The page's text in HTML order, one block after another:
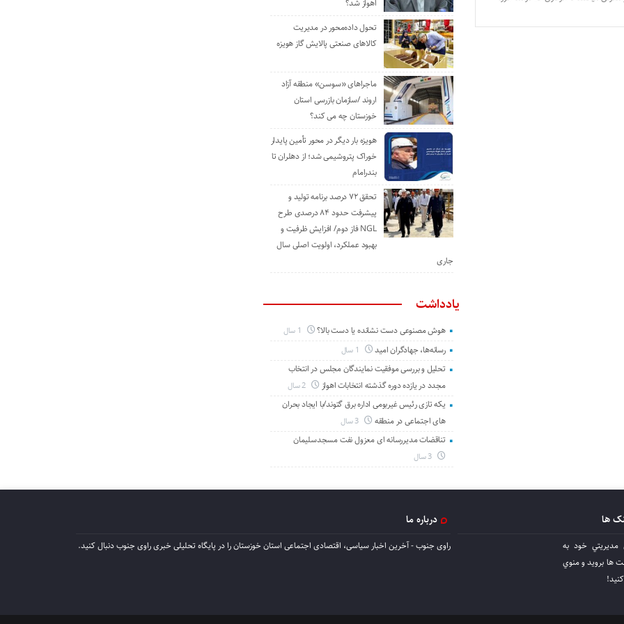
اهواز شد؟
تحول داده‌محور در مدیریت
کالاهای صنعتی پالایش گاز هویزه
ماجراهای «سوسن» منطقه آزاد
اروند /سازمان بازرسی استان
خوزستان چه می کند؟
هویزه بار دیگر در محور تأمین پایدار
خوراک پتروشیمی شد؛ از دهلران تا
بندرامام
تحقق ۷۲ درصد برنامه تولید و
پیشرفت حدود ۸۴ درصدی طرح
NGL فاز دوم/ افزایش ظرفیت و
بهبود عملکرد، اولویت اصلی سال
جاری
یادداشت
هوش مصنوعی دست نشانده یا دست بالا؟
رسانه‌ها، جهادگران امید
تحلیل و بررسی موفقیت نمایندگان مجلس در انتخاب
مجدد در یازده دوره گذشته انتخابات اهواز
یکه تازی رئیس غیربومی اداره برق گتوند/با ایجاد بحران
های اجتماعی در منطقه
تناقضات مدیررسانه ای معزول نفت مسجدسلیمان
ها
مديريتي خود به
برويد و منوي
درباره ما
راوی جنوب - آخرین اخبار سیاسی، اقتصادی اجتماعی استان خوزستان را در پایگاه تحلیلی خبری راوی جنوب دنبال کنید.